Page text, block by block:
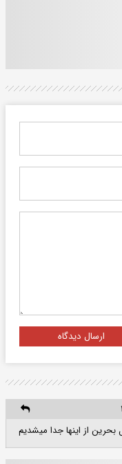
ارسال دیدگاه
از اینها جدا میشدیم